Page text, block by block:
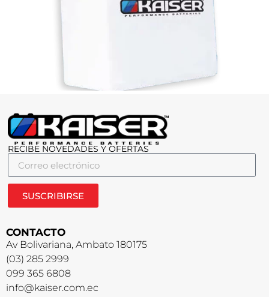
RECIBE NOVEDADES Y OFERTAS
SUSCRIBIRSE
CONTACTO
Av Bolivariana, Ambato 180175
(03) 285 2999
099 365 6808
info@kaiser.com.ec